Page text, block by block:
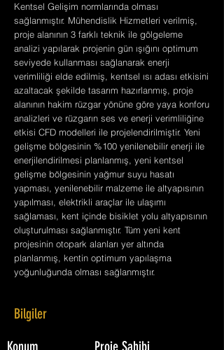
Kentsel Gelişim normlarında olması
sağlanmıştır. Mühendislik Hizmetleri verilmiş,
proje alanının 3 farklı teknik ile gölgeleme
analizi yapılarak projenin gün ışığını optimum
seviyede kullanması sağlanarak enerji
verimliliği elde edilmiş, kentsel ısı adası etkisini
azaltacak şekilde tasarım hazırlanmış, proje
alanının hakim rüzgar yönüne göre yaya konforu
analizleri ve rüzgarın ses ve enerji verimliliğine
etkisi CFD modelleri ile projelendirilmiştir. Yeni
gelişme bölgesinin %100 yenilenebilir enerji ile
enerjilendirilmesi planlanmış, yeni kentsel
gelişme bölgesinin yağmur suyu hasatı
yapması, yenilenebilir malzeme ile altyapısının
yapılması, elektrikli araçlar ile ulaşımı
sağlaması, kent içinde bisiklet yolu altyapısının
oluşturulması sağlanmıştır. Tüm yeni kent
projesinin otopark alanları yer altında
planlanmış, kentin optimum yapılaşma
yoğunluğunda olması sağlanmıştır.
Bilgiler